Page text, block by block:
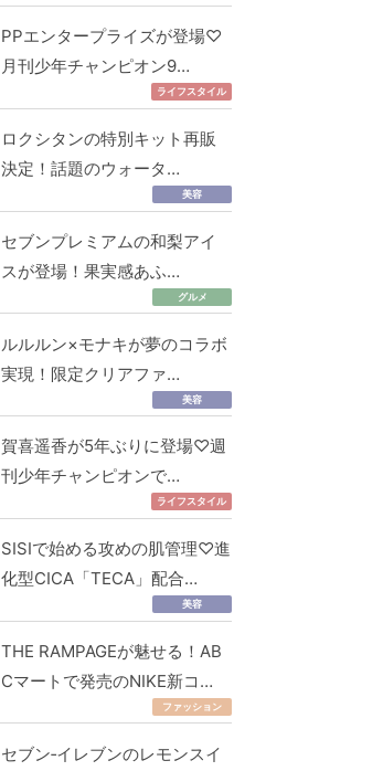
PPエンタープライズが登場♡
月刊少年チャンピオン9…
ライフスタイル
ロクシタンの特別キット再販
決定！話題のウォータ…
美容
セブンプレミアムの和梨アイ
スが登場！果実感あふ…
グルメ
ルルルン×モナキが夢のコラボ
実現！限定クリアファ…
美容
賀喜遥香が5年ぶりに登場♡週
刊少年チャンピオンで…
ライフスタイル
SISIで始める攻めの肌管理♡進
化型CICA「TECA」配合…
美容
THE RAMPAGEが魅せる！AB
Cマートで発売のNIKE新コ…
ファッション
セブン‐イレブンのレモンスイ